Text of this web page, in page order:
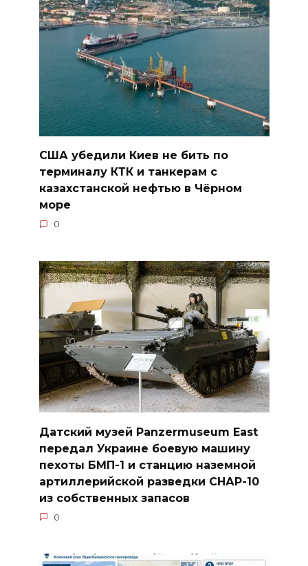
США убедили Киев не бить по
терминалу КТК и танкерам с
казахстанской нефтью в Чёрном
море
0
Датский музей Panzermuseum East
передал Украине боевую машину
пехоты БМП-1 и станцию наземной
артиллерийской разведки СНАР-10
из собственных запасов
0